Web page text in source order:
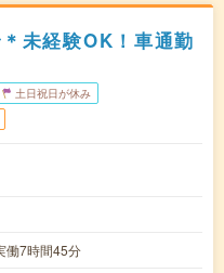
未経験OK！車通勤
土日祝日が休み
働7時間45分